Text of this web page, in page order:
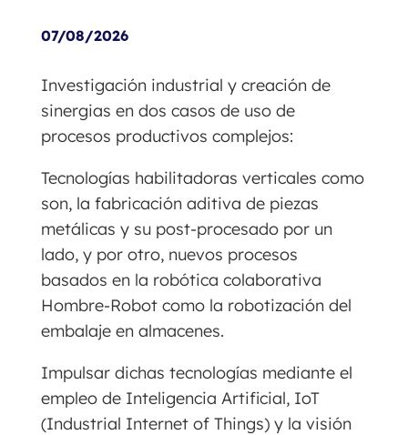
07/08/2026
Investigación industrial y creación de
sinergias en dos casos de uso de
procesos productivos complejos:
Tecnologías habilitadoras verticales como
son, la fabricación aditiva de piezas
metálicas y su post-procesado por un
lado, y por otro, nuevos procesos
basados en la robótica colaborativa
Hombre-Robot como la robotización del
embalaje en almacenes.
Impulsar dichas tecnologías mediante el
empleo de Inteligencia Artificial, IoT
(Industrial Internet of Things) y la visión